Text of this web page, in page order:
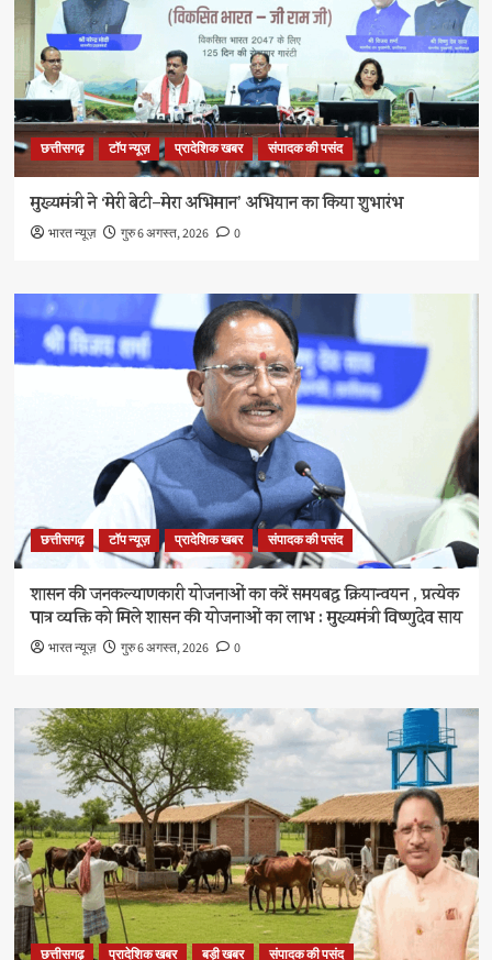
छत्तीसगढ़ टॉप न्यूज़ प्रादेशिक खबर संपादक की पसंद
मुख्यमंत्री ने ‘मेरी बेटी–मेरा अभिमान’ अभियान का किया शुभारंभ
भारत न्यूज़ गुरु 6 अगस्त, 2026 0
छत्तीसगढ़ टॉप न्यूज़ प्रादेशिक खबर संपादक की पसंद
शासन की जनकल्याणकारी योजनाओं का करें समयबद्ध क्रियान्वयन , प्रत्येक
पात्र व्यक्ति को मिले शासन की योजनाओं का लाभ : मुख्यमंत्री विष्णुदेव साय
भारत न्यूज़ गुरु 6 अगस्त, 2026 0
छत्तीसगढ़ प्रादेशिक खबर बड़ी खबर संपादक की पसंद